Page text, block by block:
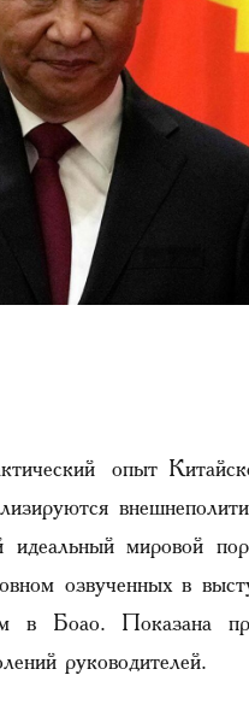
опыт
мировой
озвученных в
в Боао. Показана
руководителей.